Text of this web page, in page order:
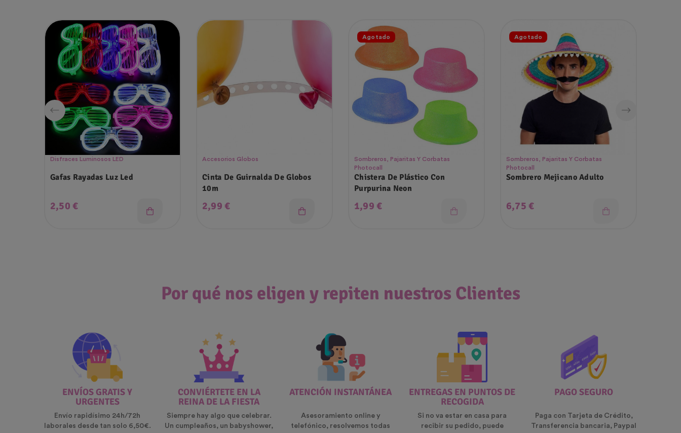
Disfraces Luminosos LED
Gafas Rayadas Luz Led
Precio
2,50 €
Accesorios Globos
Cinta De Guirnalda De Globos
10m
Precio
2,99 €
Agotado
Sombreros, Pajaritas Y Corbatas
Photocall
Chistera De Plástico Con
Purpurina Neon
Precio
1,99 €
Agotado
Sombreros, Pajaritas Y Corbatas
Photocall
Sombrero Mejicano Adulto
Precio
6,75 €
Por qué nos eligen y repiten nuestros Clientes
ENVÍOS GRATIS Y
URGENTES
Envío rapidísimo 24h/72h
laborales desde tan solo 6,50€.
CONVIÉRTETE EN LA
REINA DE LA FIESTA
Siempre hay algo que celebrar.
Un cumpleaños, un babyshower,
ATENCIÓN INSTANTÁNEA
Asesoramiento online y
telefónico, resolvemos todas
ENTREGAS EN PUNTOS DE
RECOGIDA
Si no va estar en casa para
recibir su pedido, puede
PAGO SEGURO
Paga con Tarjeta de Crédito,
Transferencia bancaria, Paypal